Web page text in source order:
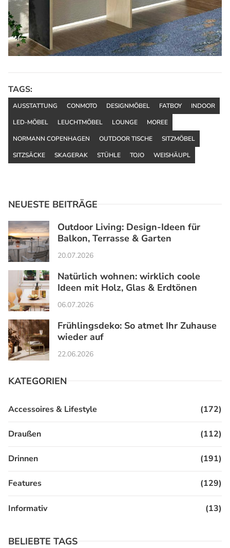
TAGS:
AUSSTATTUNG CONMOTO DESIGNMÖBEL FATBOY
INDOOR
LED-MÖBEL
LEUCHTMÖBEL LOUNGE
MOREE
NORMANN COPENHAGEN
OUTDOOR TISCHE
SITZMÖBEL
SITZSÄCKE
SKAGERAK STÜHLE TOJO WEISHÄUPL
NEUESTE BEITRÄGE
Outdoor Living: Design-Ideen für
Balkon, Terrasse & Garten
20.07.2026
Natürlich wohnen: wirklich coole
Ideen mit Holz, Glas & Erdtönen
06.07.2026
Frühlingsdeko: So atmet Ihr Zuhause
wieder auf
22.06.2026
KATEGORIEN
Accessoires & Lifestyle (172)
Draußen (112)
Drinnen (191)
Features (129)
Informativ (13)
BELIEBTE TAGS